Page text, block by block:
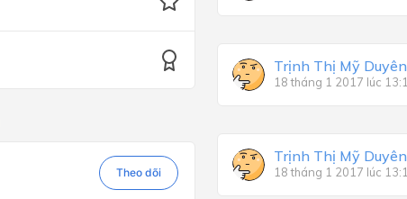
Theo dõi
Trịnh Thị Mỹ Duyên
18 tháng 1 2017 lúc
Trịnh Thị Mỹ Duyên
18 tháng 1 2017 lúc